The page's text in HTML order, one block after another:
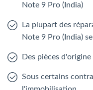
Note 9 Pro (India)
La plupart des
Note 9 Pro (India)
Des pièces
Sous certains